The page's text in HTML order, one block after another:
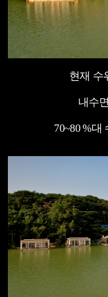
현재 수
내수
70~80 %대